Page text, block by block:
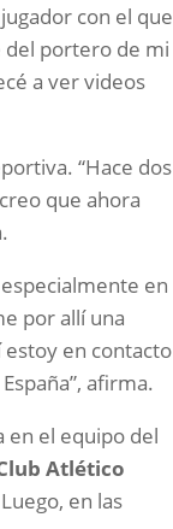
con el que
del portero de mi
a ver videos
“Hace dos
que ahora
en
por allí una
estoy en contacto
afirma.
en el equipo del
Atlético
en las